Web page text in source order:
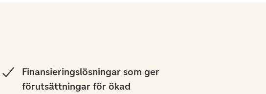
Finansieringslösningar som ger
förutsättningar för ökad